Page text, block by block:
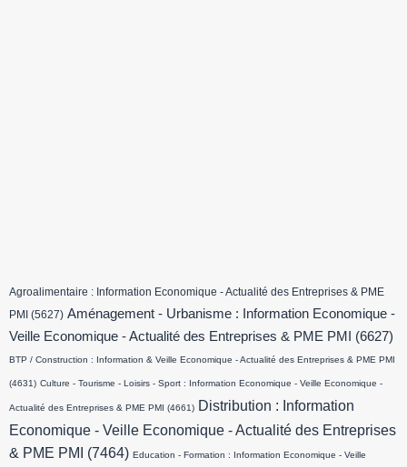
Agroalimentaire : Information Economique - Actualité des Entreprises & PME
PMI (5627) Aménagement - Urbanisme : Information Economique -
Veille Economique - Actualité des Entreprises & PME PMI
(6627)
BTP / Construction : Information & Veille Economique - Actualité des Entreprises & PME PMI
(4631) Culture - Tourisme - Loisirs - Sport : Information Economique - Veille Economique -
Actualité des Entreprises & PME PMI (4661) Distribution : Information
Economique - Veille Economique - Actualité des Entreprises
& PME PMI
(7464) Education - Formation : Information Economique - Veille